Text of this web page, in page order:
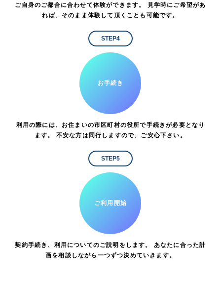
ご自身のご都合に合わせて体験ができます。 見学時にご希望があ
れば、そのまま体験して頂くことも可能です。
STEP4
お手続き
利用の際には、お住まいの市区町村の役所で手続きが必要となり
ます。 不安な方は同行しますので、ご安心下さい。
STEP5
ご利用開始
契約手続き、利用についてのご説明をします。 あなたに合った計
画を相談しながら一つずつ決めていきます。